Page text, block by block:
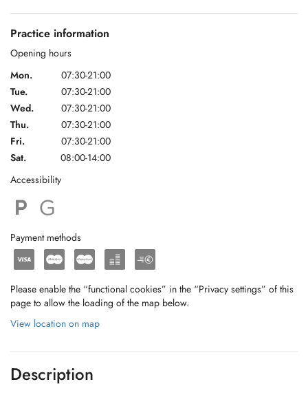
Practice information
Opening hours
Mon.
07:30-21:00
Tue.
07:30-21:00
Wed.
07:30-21:00
Thu.
07:30-21:00
Fri.
07:30-21:00
Sat.
08:00-14:00
Accessibility
Payment methods
Please enable the “functional cookies” in the “Privacy settings” of this
page to allow the loading of the map below.
View location on map
Description